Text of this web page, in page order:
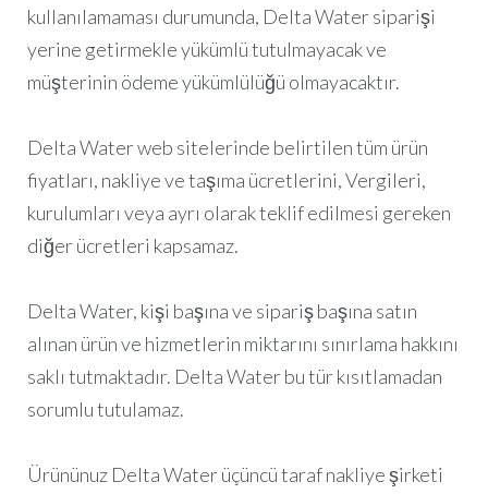
kullanılamaması durumunda, Delta Water siparişi
yerine getirmekle yükümlü tutulmayacak ve
müşterinin ödeme yükümlülüğü olmayacaktır.
Delta Water web sitelerinde belirtilen tüm ürün
fiyatları, nakliye ve taşıma ücretlerini, Vergileri,
kurulumları veya ayrı olarak teklif edilmesi gereken
diğer ücretleri kapsamaz.
Delta Water, kişi başına ve sipariş başına satın
alınan ürün ve hizmetlerin miktarını sınırlama hakkını
saklı tutmaktadır. Delta Water bu tür kısıtlamadan
sorumlu tutulamaz.
Ürününuz Delta Water üçüncü taraf nakliye şirketi